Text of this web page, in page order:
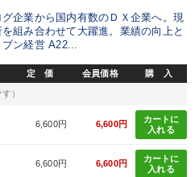
企業から国内有数のＤＸ企業へ。現
組み合わせて大躍進。業績の向上と
ン経営 A22...
定 価 会員価格 購 入
）
6,600円 6,600円
カートに
入れる
6,600円 6,600円
カートに
入れる